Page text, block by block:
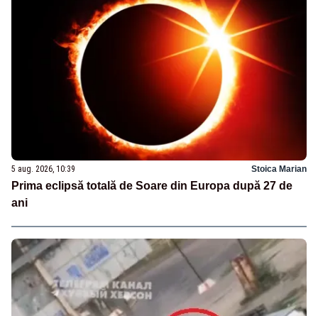
5 aug. 2026, 10:39 Stoica Marian
Prima eclipsă totală de Soare din Europa după 27 de
ani